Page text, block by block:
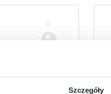
Szczegóły